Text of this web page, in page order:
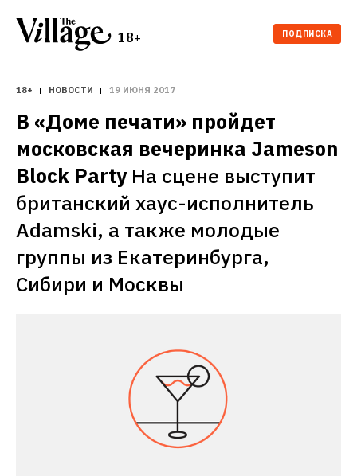
18+ ПОДПИСКА
18+ НОВОСТИ 19 ИЮНЯ 2017
В «Доме печати» пройдет
московская вечеринка Jameson
Block Party На сцене выступит
британский хаус-исполнитель
Adamski, а также молодые
группы из Екатеринбурга,
Сибири и Москвы